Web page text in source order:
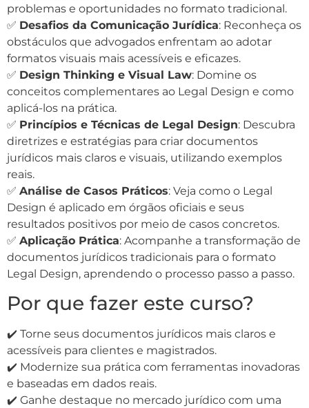
problemas e oportunidades no formato tradicional.
✅ Desafios da Comunicação Jurídica: Reconheça os
obstáculos que advogados enfrentam ao adotar
formatos visuais mais acessíveis e eficazes.
✅ Design Thinking e Visual Law: Domine os
conceitos complementares ao Legal Design e como
aplicá-los na prática.
✅ Princípios e Técnicas de Legal Design: Descubra
diretrizes e estratégias para criar documentos
jurídicos mais claros e visuais, utilizando exemplos
reais.
✅ Análise de Casos Práticos: Veja como o Legal
Design é aplicado em órgãos oficiais e seus
resultados positivos por meio de casos concretos.
✅ Aplicação Prática: Acompanhe a transformação de
documentos jurídicos tradicionais para o formato
Legal Design, aprendendo o processo passo a passo.
Por que fazer este curso?
✔️ Torne seus documentos jurídicos mais claros e
acessíveis para clientes e magistrados.
✔️ Modernize sua prática com ferramentas inovadoras
e baseadas em dados reais.
✔️ Ganhe destaque no mercado jurídico com uma